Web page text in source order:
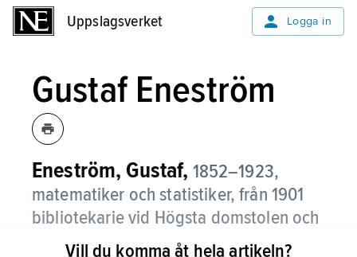
Uppslagsverket Logga in
Gustaf Eneström
Eneström, Gustaf, 1852–1923,
matematiker och statistiker, från 1901
bibliotekarie vid Högsta domstolen och
Regeringsrätten.
Vill du komma åt hela artikeln?